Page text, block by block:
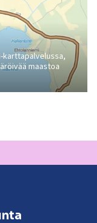
maastoa